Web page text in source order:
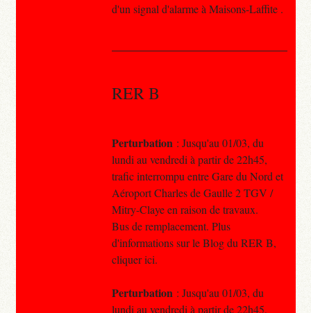
d'un signal d'alarme à Maisons-Laffite .
RER B
Perturbation : Jusqu'au 01/03, du
lundi au vendredi à partir de 22h45,
trafic interrompu entre Gare du Nord et
Aéroport Charles de Gaulle 2 TGV /
Mitry-Claye en raison de travaux.
Bus de remplacement. Plus
d'informations sur le Blog du RER B,
cliquer ici.
Perturbation : Jusqu'au 01/03, du
lundi au vendredi à partir de 22h45,